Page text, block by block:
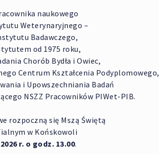
naukowego
Weterynaryjnego –
Badawczego,
od 1975 roku,
Chorób Bydła i Owiec,
Centrum Kształcenia Podyplomowego,
i Upowszechniania Badań
NSZZ Pracowników PIWet-PIB.
rozpoczną się Mszą Świętą
w Końskowoli
r. o godz. 13.00.